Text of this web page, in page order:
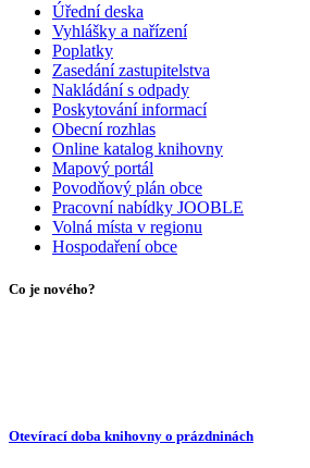
Úřední deska
Vyhlášky a nařízení
Poplatky
Zasedání zastupitelstva
Nakládání s odpady
Poskytování informací
Obecní rozhlas
Online katalog knihovny
Mapový portál
Povodňový plán obce
Pracovní nabídky JOOBLE
Volná místa v regionu
Hospodaření obce
Co je nového?
Otevírací doba knihovny o prázdninách